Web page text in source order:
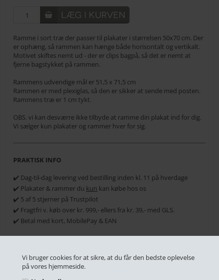
Vi bruger cookies for at sikre, at du får den bedste oplevelse
på vores hjemmeside.
Ramme i sort træ der passer til plakater i størrelsen 50x70 cm. Der
er ophæng, så rammen kan hænge både horisontalt og vertikalt.
Motivet skiftes nemt ud - der er clips bagpå, så det er nemt at
fjerne bagstykket på rammen.
Rammens udvendige mål er 51,5 x 71,5 cm
Rammen er med plexiglas, så den er sikker at sende med posten.
Rammens træ er 1 cm tykt.
OBS. vi kan desværre ikke tilbyde at ramme din plakat ind for dig.
Vi sælger kun plakater og rammer hver for sig.
PRAKTISK INFO
✔️ Dag-til-dag levering ved bestilling inden kl. 11 på hverdage
✔️ Plakater & rammer du kun kan købe hos os
✔️ 5 af 5 stjerner på Trustpilot
✔️ Fragtfri v. køb over kr. 999,- ellers fra kr. 39,- med GLS.
✔️ Betal med kort, MobilePay & EAN
RELATEREDE PRODUKTER